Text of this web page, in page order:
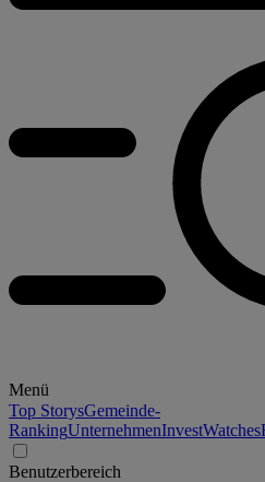
Menü
Top StorysGemeinde-
RankingUnternehmenInvestWatches
Benutzerbereich